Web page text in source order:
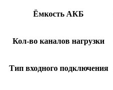
Ёмкость АКБ
Кол-во каналов нагрузки
Тип входного подключения